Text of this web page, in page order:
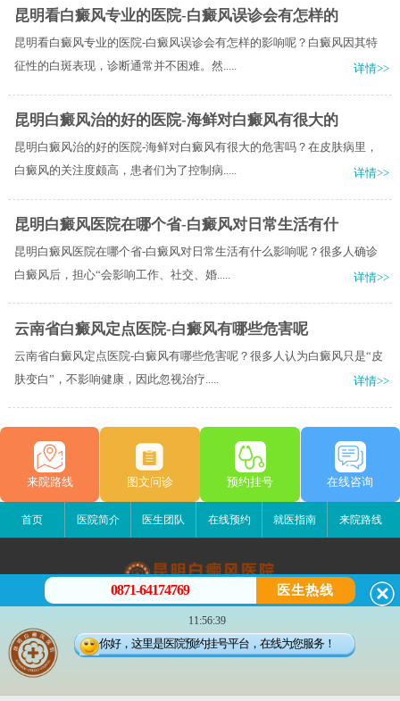
昆明看白癜风专业的医院-白癜风误诊会有怎样的
昆明看白癜风专业的医院-白癜风误诊会有怎样的影响呢？白癜风因其特
征性的白斑表现，诊断通常并不困难。然.....
详情>>
昆明白癜风治的好的医院-海鲜对白癜风有很大的
昆明白癜风治的好的医院-海鲜对白癜风有很大的危害吗？在皮肤病里，
白癜风的关注度颇高，患者们为了控制病.....
详情>>
昆明白癜风医院在哪个省-白癜风对日常生活有什
昆明白癜风医院在哪个省-白癜风对日常生活有什么影响呢？很多人确诊
白癜风后，担心“会影响工作、社交、婚.....
详情>>
云南省白癜风定点医院-白癜风有哪些危害呢
云南省白癜风定点医院-白癜风有哪些危害呢？很多人认为白癜风只是“皮
肤变白”，不影响健康，因此忽视治疗.....
详情>>
来院路线 图文问诊 预约挂号 在线咨询
首页 医院简介 医生团队 在线预约 就医指南 来院路线
昆明白癜风医院
昆明市五华区护国路2号
版权所有：昆明白癜风医院
滇公安备 53010202000563号
0871-64174769 医生热线
11:56:39
你好，这里是医院预约挂号平台，在线为您服务！